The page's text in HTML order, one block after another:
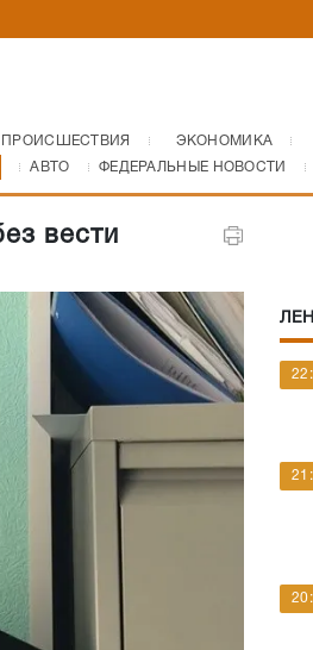
ПРОИСШЕСТВИЯ ЭКОНОМИКА
АВТО ФЕДЕРАЛЬНЫЕ НОВОСТИ
вести